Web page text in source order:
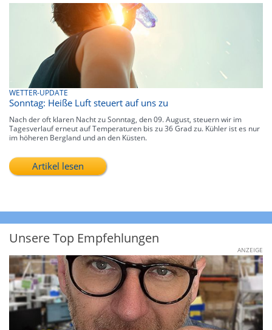
WETTER-UPDATE
Sonntag: Heiße Luft steuert auf uns zu
Nach der oft klaren Nacht zu Sonntag, den 09. August, steuern wir im
Tagesverlauf erneut auf Temperaturen bis zu 36 Grad zu. Kühler ist es nur
im höheren Bergland und an den Küsten.
Artikel lesen
Unsere Top Empfehlungen
ANZEIGE